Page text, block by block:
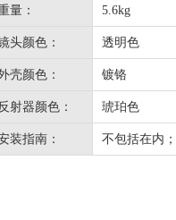
量： 5.6kg
头颜色： 透明色
壳颜色： 镀铬
射器颜色： 琥珀色
装指南： 不包括在内